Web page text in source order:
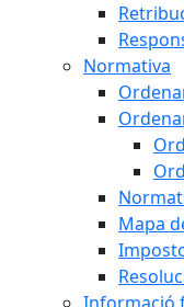
Normativa
Mapa